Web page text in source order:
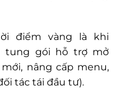
điểm vàng là khi
tung gói hỗ trợ mở
nâng cấp menu,
tác tái đầu tư).